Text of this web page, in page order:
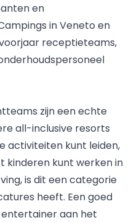
en
in Veneto en
receptieteams,
zijn een echte
all-inclusive resorts
activiteiten kunt leiden,
kinderen kunt werken in
is dit een categorie
heeft. Een goed
entertainer aan het